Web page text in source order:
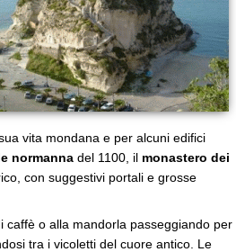
vita mondana e per alcuni edifici
normanna del 1100, il monastero dei
con suggestivi portali e grosse
o alla mandorla passeggiando per
tra i vicoletti del cuore antico. Le